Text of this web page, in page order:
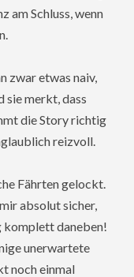
am Schluss, wenn
zwar etwas naiv,
sie merkt, dass
die Story richtig
reizvoll.
Fährten gelockt.
absolut sicher,
komplett daneben!
unerwartete
noch einmal